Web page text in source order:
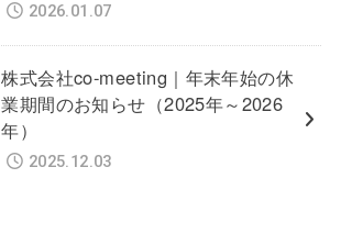
2026.01.07
株式会社co-meeting｜年末年始の休
業期間のお知らせ（2025年～2026
年）
2025.12.03